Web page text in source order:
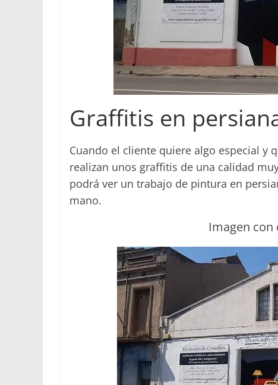
Graffitis en
Cuando el cliente quiere algo especial y
realizan unos graffitis de una calidad
podrá ver un trabajo de pintura en
mano.
Imagen